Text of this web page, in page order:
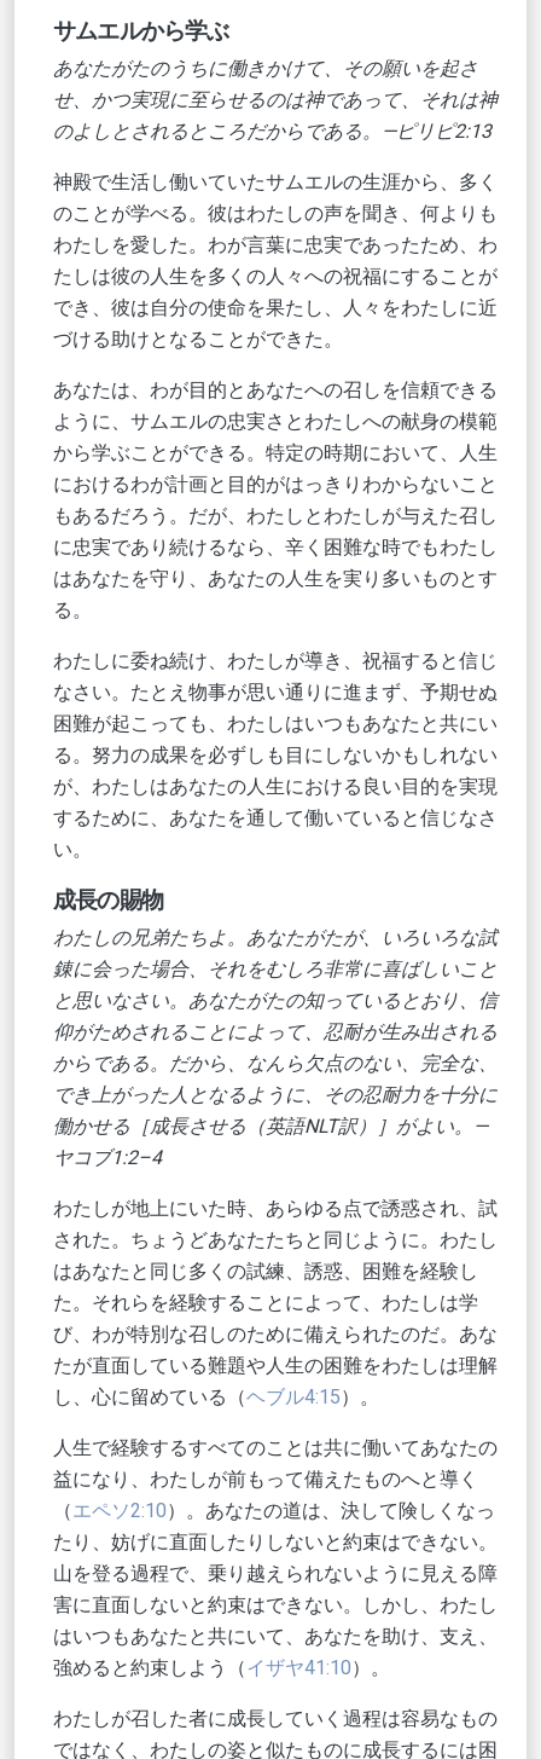
サムエルから学ぶ
あなたがたのうちに働きかけて、その願いを起さ
せ、かつ実現に至らせるのは神であって、それは神
のよしとされるところだからである。—ピリピ2:13
神殿で生活し働いていたサムエルの生涯から、多く
のことが学べる。彼はわたしの声を聞き、何よりも
わたしを愛した。わが言葉に忠実であったため、わ
たしは彼の人生を多くの人々への祝福にすることが
でき、彼は自分の使命を果たし、人々をわたしに近
づける助けとなることができた。
あなたは、わが目的とあなたへの召しを信頼できる
ように、サムエルの忠実さとわたしへの献身の模範
から学ぶことができる。特定の時期において、人生
におけるわが計画と目的がはっきりわからないこと
もあるだろう。だが、わたしとわたしが与えた召し
に忠実であり続けるなら、辛く困難な時でもわたし
はあなたを守り、あなたの人生を実り多いものとす
る。
わたしに委ね続け、わたしが導き、祝福すると信じ
なさい。たとえ物事が思い通りに進まず、予期せぬ
困難が起こっても、わたしはいつもあなたと共にい
る。努力の成果を必ずしも目にしないかもしれない
が、わたしはあなたの人生における良い目的を実現
するために、あなたを通して働いていると信じなさ
い。
成長の賜物
わたしの兄弟たちよ。あなたがたが、いろいろな試
錬に会った場合、それをむしろ非常に喜ばしいこと
と思いなさい。あなたがたの知っているとおり、信
仰がためされることによって、忍耐が生み出される
からである。だから、なんら欠点のない、完全な、
でき上がった人となるように、その忍耐力を十分に
働かせる［成長させる（英語NLT訳）］がよい。—
ヤコブ1:2–4
わたしが地上にいた時、あらゆる点で誘惑され、試
された。ちょうどあなたたちと同じように。わたし
はあなたと同じ多くの試練、誘惑、困難を経験し
た。それらを経験することによって、わたしは学
び、わが特別な召しのために備えられたのだ。あな
たが直面している難題や人生の困難をわたしは理解
し、心に留めている（ヘブル4:15）。
人生で経験するすべてのことは共に働いてあなたの
益になり、わたしが前もって備えたものへと導く
（エペソ2:10）。あなたの道は、決して険しくなっ
たり、妨げに直面したりしないと約束はできない。
山を登る過程で、乗り越えられないように見える障
害に直面しないと約束はできない。しかし、わたし
はいつもあなたと共にいて、あなたを助け、支え、
強めると約束しよう（イザヤ41:10）。
わたしが召した者に成長していく過程は容易なもの
ではなく、わたしの姿と似たものに成長するには困